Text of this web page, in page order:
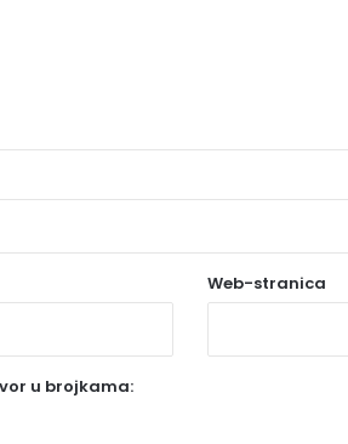
Web-stranica
u brojkama: